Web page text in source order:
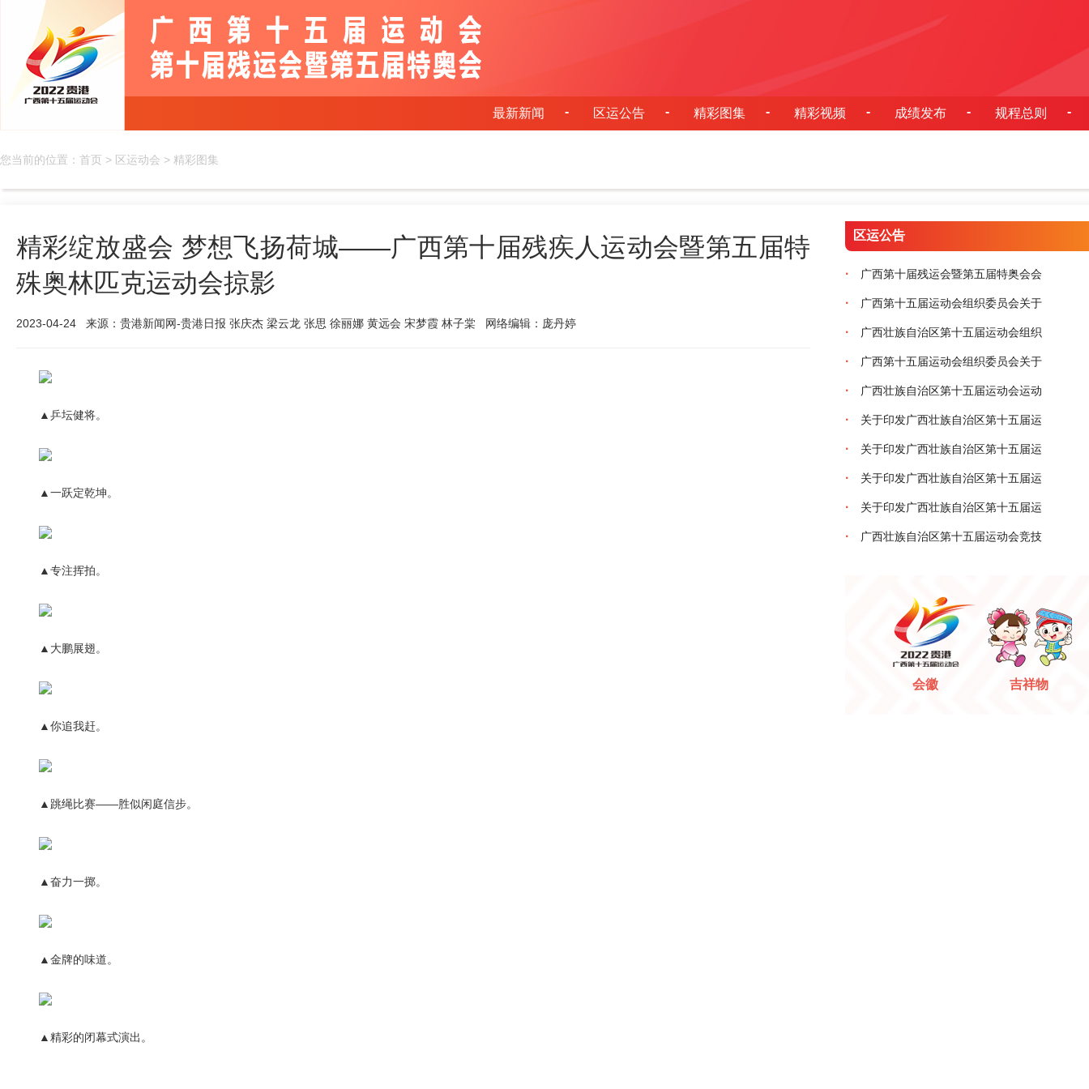
最新新闻 区运公告 精彩图集 精彩视频 成绩发布 规程总则
您当前的位置： 首页 > 区运动会 > 精彩图集
精彩绽放盛会 梦想飞扬荷城——广西第十届残疾人运动会暨第五届特
殊奥林匹克运动会掠影
2023-04-24 来源：贵港新闻网-贵港日报 张庆杰 梁云龙 张思 徐丽娜 黄远会 宋梦霞 林子棠 网络编辑：庞丹婷
▲乒坛健将。
▲一跃定乾坤。
▲专注挥拍。
▲大鹏展翅。
▲你追我赶。
▲跳绳比赛——胜似闲庭信步。
▲奋力一掷。
▲金牌的味道。
▲精彩的闭幕式演出。
区运公告
· 广西第十届残运会暨第五届特奥会会
· 广西第十五届运动会组织委员会关于
· 广西壮族自治区第十五届运动会组织
· 广西第十五届运动会组织委员会关于
· 广西壮族自治区第十五届运动会运动
· 关于印发广西壮族自治区第十五届运
· 关于印发广西壮族自治区第十五届运
· 关于印发广西壮族自治区第十五届运
· 关于印发广西壮族自治区第十五届运
· 广西壮族自治区第十五届运动会竞技
会徽 吉祥物